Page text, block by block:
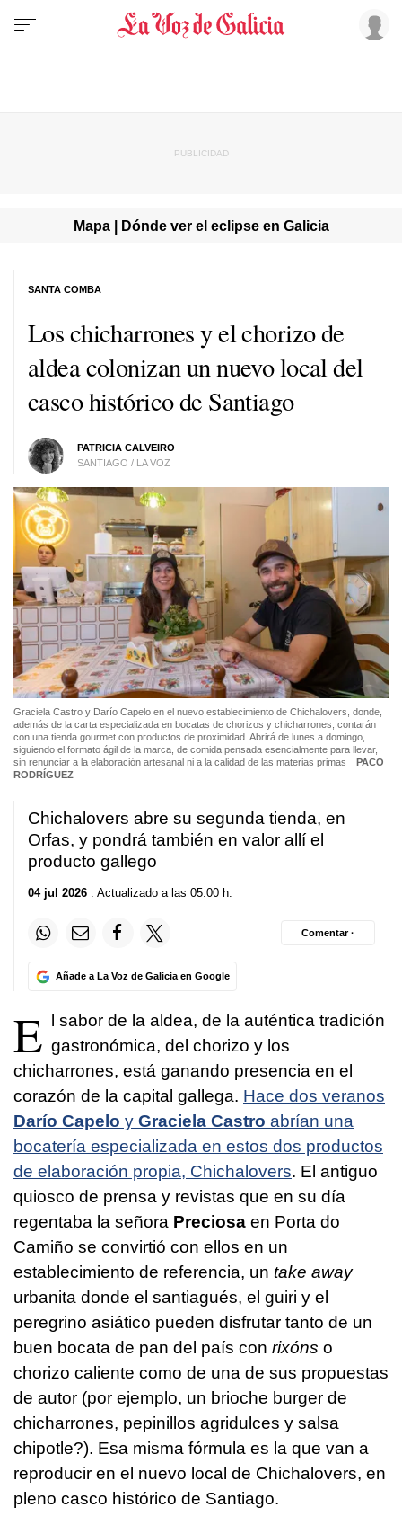
Mapa | Dónde ver el eclipse en Galicia
Los chicharrones y el chorizo de
aldea colonizan un nuevo local del
casco histórico de Santiago
PATRICIA CALVEIRO
SANTIAGO / LA VOZ
SANTA COMBA
Graciela Castro y Darío Capelo en el nuevo establecimiento de Chichalovers, donde,
además de la carta especializada en bocatas de chorizos y chicharrones, contarán
con una tienda gourmet con productos de proximidad. Abrirá de lunes a domingo,
siguiendo el formato ágil de la marca, de comida pensada esencialmente para llevar,
sin renunciar a la elaboración artesanal ni a la calidad de las materias primas
PACO
RODRÍGUEZ
Chichalovers abre su segunda tienda, en
Orfas, y pondrá también en valor allí el
producto gallego
04 jul 2026 . Actualizado a las 05:00 h.
Añade a La Voz de Galicia en Google
Comentar ·
E
l sabor de la aldea, de la auténtica tradición
gastronómica, del chorizo y los
chicharrones, está ganando presencia en el
corazón de la capital gallega. Hace dos veranos
Darío Capelo y Graciela Castro abrían una
bocatería especializada en estos dos productos
de elaboración propia, Chichalovers. El antiguo
quiosco de prensa y revistas que en su día
regentaba la señora Preciosa en Porta do
Camiño se convirtió con ellos en un
establecimiento de referencia, un take away
urbanita donde el santiagués, el guiri y el
peregrino asiático pueden disfrutar tanto de un
buen bocata de pan del país con rixóns o
chorizo caliente como de una de sus propuestas
de autor (por ejemplo, un brioche burger de
chicharrones, pepinillos agridulces y salsa
chipotle?). Esa misma fórmula es la que van a
reproducir en el nuevo local de Chichalovers, en
pleno casco histórico de Santiago.